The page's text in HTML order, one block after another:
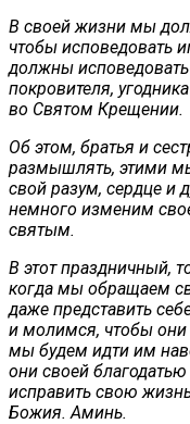
В своей жизни мы
чтобы
должны исповедовать
покровителя,
во Святом Крещении.
Об этом, братья и
размышлять, этими
свой разум, сердце и
немного изменим
святым.
В этот праздничный,
когда мы обращаем
даже представить
и молимся, чтобы
мы будем идти им
они своей
исправить свою
Божия. Аминь.